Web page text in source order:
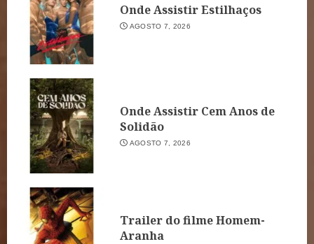
Onde Assistir Estilhaços
AGOSTO 7, 2026
Onde Assistir Cem Anos de
Solidão
AGOSTO 7, 2026
Trailer do filme Homem-
Aranha